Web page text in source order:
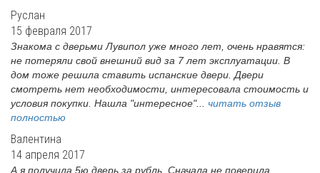
Руслан
15 февраля 2017
Знакома с дверьми Лувипол уже много лет, очень нравятся:
не потеряли свой внешний вид за 7 лет эксплуатации. В
дом тоже решила ставить испанские двери. Двери
смотреть нет необходимости, интересовала стоимость и
условия покупки. Нашла "интересное"... читать отзыв
полностью
Валентина
14 апреля 2017
А я получила 5ю дверь за рубль. Сначала не поверила,